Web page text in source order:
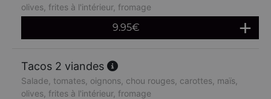
olives, frites à l'intérieur, fromage
9.95€
Tacos 2 viandes
Salade, tomates, oignons, chou rouges, carottes, maïs,
olives, frites à l'intérieur, fromage